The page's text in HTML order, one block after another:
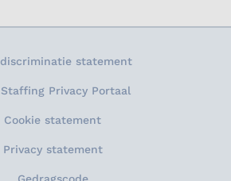
statement
Staffing Privacy Portaal
Cookie statement
Privacy statement